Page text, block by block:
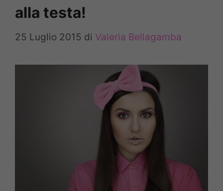
alla testa!
25 Luglio 2015 di Valeria Bellagamba